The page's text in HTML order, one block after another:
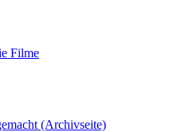
Filme
(Archivseite)